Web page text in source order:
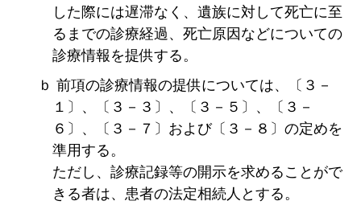
した際には遅滞なく、遺族に対して死亡に至
るまでの診療経過、死亡原因などについての
診療情報を提供する。
ｂ 前項の診療情報の提供については、〔３－
１〕、〔３－３〕、〔３－５〕、〔３－
６〕、〔３－７〕および〔３－８〕の定めを
準用する。
ただし、診療記録等の開示を求めることがで
きる者は、患者の法定相続人とする。